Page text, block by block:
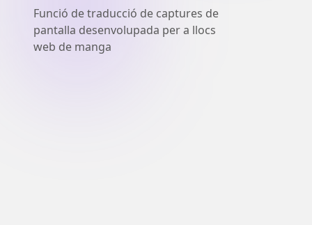
Funció de traducció de captures de
pantalla desenvolupada per a llocs
web de manga